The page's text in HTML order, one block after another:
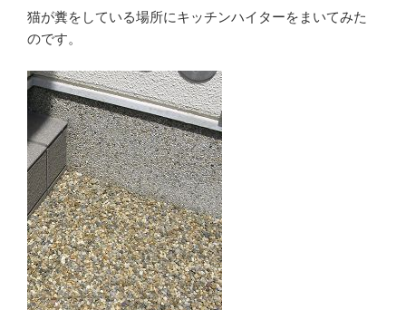
猫が糞をしている場所にキッチンハイターをまいてみた
のです。